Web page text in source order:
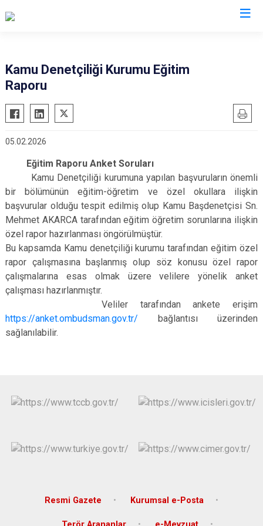
Akkuş
Aybastı
Çatalpınar
Çaybaşı
Gölköy
Gülyalı
Gürgentepe
Mesudiye
Perşembe
Ulubey
Ünye
Altınordu
Kamu Denetçiliği Kurumu Eğitim
Raporu
05.02.2026
Eğitim Raporu Anket Soruları
Kamu Denetçiliği kurumuna yapılan başvuruların önemli
bir bölümünün eğitim-öğretim ve özel okullara ilişkin
başvurular olduğu tespit edilmiş olup Kamu Başdenetçisi Sn.
Mehmet AKARCA tarafından eğitim öğretim sorunlarına ilişkin
özel rapor hazırlanması öngörülmüştür.
Bu kapsamda Kamu denetçiliği kurumu tarafından eğitim özel
rapor çalışmasına başlanmış olup söz konusu özel rapor
çalışmalarına esas olmak üzere velilere yönelik anket
çalışması hazırlanmıştır.
Veliler tarafından ankete erişim
https://anket.ombudsman.gov.tr/ bağlantısı üzerinden
sağlanılabilir.
Resmi Gazete Kurumsal e-Posta